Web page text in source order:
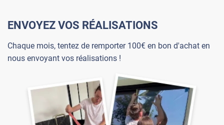
ENVOYEZ VOS RÉALISATIONS
Chaque mois, tentez de remporter 100€ en bon d'achat en
nous envoyant vos réalisations !